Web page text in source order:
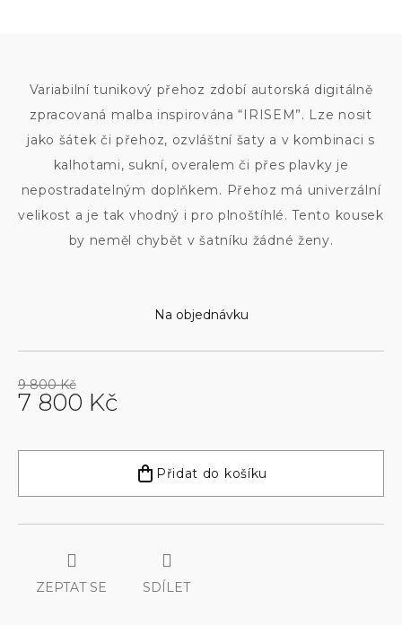
9 800 Kč
7 800 Kč
cena:
Na objednávku
Přidat do košíku
Variabilní tunikový přehoz zdobí autorská digitálně
zpracovaná malba inspirována “IRISEM”. Lze nosit
jako šátek či přehoz, ozvláštní šaty a v kombinaci s
kalhotami, sukní, overalem či přes plavky je
nepostradatelným doplňkem. Přehoz má univerzální
velikost a je tak vhodný i pro plnoštíhlé. Tento kousek
by neměl chybět v šatníku žádné ženy.
ZEPTAT SE SDÍLET